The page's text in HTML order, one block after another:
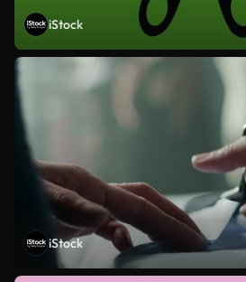
iStock
iStock